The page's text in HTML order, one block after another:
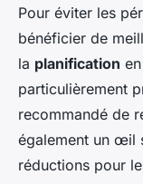
Pour éviter les
bénéficier de
la planification
particulièrement
recommandé de
également un œil
réductions pour